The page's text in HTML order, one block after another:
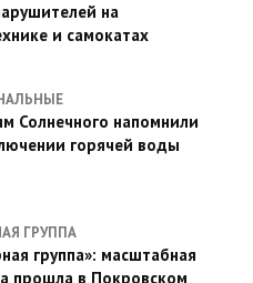
на
и самокатах
Солнечного напомнили
горячей воды
ГРУППА
группа»: масштабная
прошла в Покровском